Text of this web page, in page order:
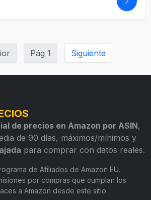
Pág 1 Siguiente
de precios en Amazon por ASIN,
de 90 días, máximos/mínimos y
para comprar con datos reales.
de Afiliados de Amazon EU.
por compras que cumplan los
a Amazon desde este sitio.